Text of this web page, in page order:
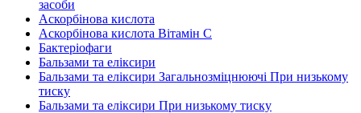
засоби
Аскорбінова кислота
Аскорбінова кислота Вітамін C
Бактеріофаги
Бальзами та еліксири
Бальзами та еліксири Загальнозміцнюючі При низькому
тиску
Бальзами та еліксири При низькому тиску